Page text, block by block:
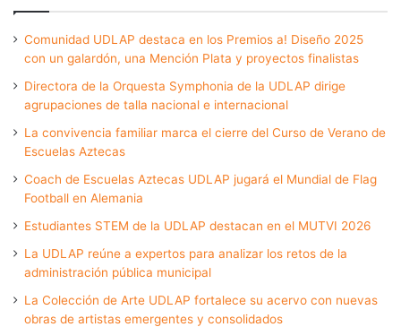
Comunidad UDLAP destaca en los Premios a! Diseño 2025
con un galardón, una Mención Plata y proyectos finalistas
Directora de la Orquesta Symphonia de la UDLAP dirige
agrupaciones de talla nacional e internacional
La convivencia familiar marca el cierre del Curso de Verano de
Escuelas Aztecas
Coach de Escuelas Aztecas UDLAP jugará el Mundial de Flag
Football en Alemania
Estudiantes STEM de la UDLAP destacan en el MUTVI 2026
La UDLAP reúne a expertos para analizar los retos de la
administración pública municipal
La Colección de Arte UDLAP fortalece su acervo con nuevas
obras de artistas emergentes y consolidados